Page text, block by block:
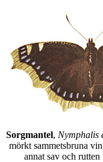
Sorgmantel, Nymphalis
mörkt sammetsbruna
annat sav och